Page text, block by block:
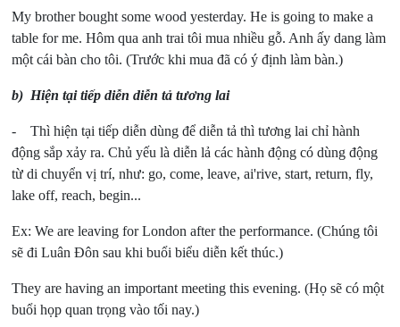
My brother bought some wood yesterday. He is going to make a
table for me. Hôm qua anh trai tôi mua nhiều gỗ. Anh ấy dang làm
một cái bàn cho tôi. (Trước khi mua đã có ý định làm bàn.)
b) Hiện tại tiếp diễn diễn tả tương lai
- Thì hiện tại tiếp diễn dùng để diễn tả thì tương lai chỉ hành
động sắp xảy ra. Chủ yếu là diễn lả các hành động có dùng động
từ di chuyển vị trí, như: go, come, leave, ai'rive, start, return, fly,
lake off, reach, begin...
Ex: We are leaving for London after the performance.(Chúng tôi
sẽ đi Luân Đôn sau khi buổi biểu diễn kết thúc.)
They are having an important meeting this evening. (Họ sẽ có một
buổi họp quan trọng vào tối nay.)